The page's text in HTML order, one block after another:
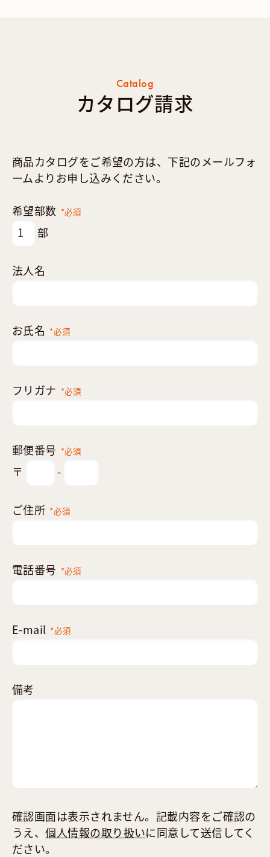
Catalog
カタログ請求
商品カタログをご希望の方は、下記のメールフォ
ームよりお申し込みください。
希望部数 *必須
部
法人名
お氏名 *必須
フリガナ *必須
郵便番号 *必須
〒 -
ご住所 *必須
電話番号 *必須
E-mail *必須
備考
確認画面は表示されません。記載内容をご確認の
うえ、個人情報の取り扱いに同意して送信してく
ださい。